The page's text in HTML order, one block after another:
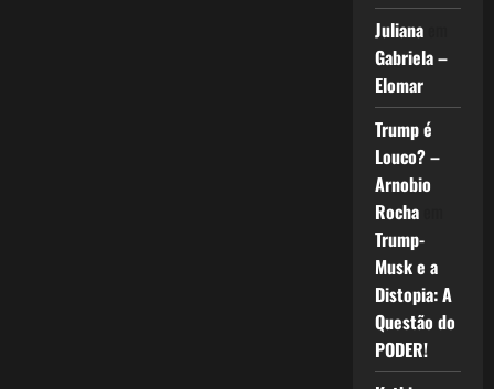
Julianaem
Gabriela –
Elomar
Trump é
Louco? –
Arnobio
Rochaem
Trump-
Musk e a
Distopia: A
Questão do
PODER!